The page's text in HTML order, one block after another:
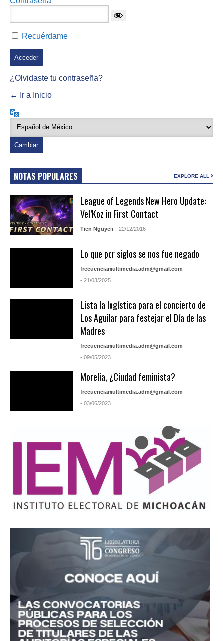
Recuérdame
¿Olvidaste tu contraseña?
← Ir a Inicio
NOTAS POPULARES EXPLORE ALL
League of Legends New Hero Update:
Vel’Koz in First Contact
Tien Nguyen - 22/12/2016
Lo que por siglos se nos fue negado
frecuenciamultimedia.adm@gmail.com
- 21/03/2025
Lista la logística para el concierto de
Los Aguilar para festejar el Día de las
Madres
frecuenciamultimedia.adm@gmail.com
- 09/05/2023
Morelia, ¿Ciudad feminista?
frecuenciamultimedia.adm@gmail.com
- 03/06/2023